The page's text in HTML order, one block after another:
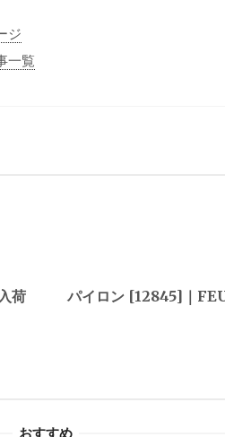
ジ
一覧
荷
パイロン [12845]｜
おすすめ